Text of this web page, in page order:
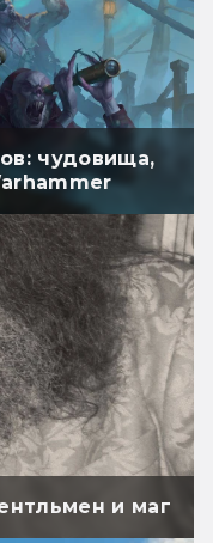
чудовища,
и маг